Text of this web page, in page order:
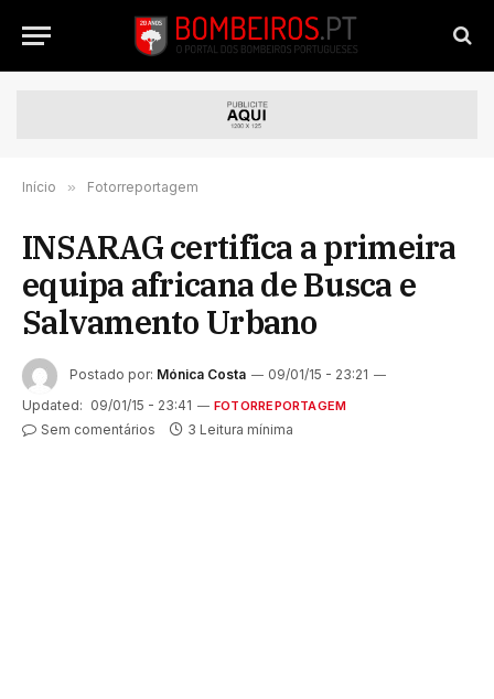
Início » Fotorreportagem
INSARAG certifica a primeira
equipa africana de Busca e
Salvamento Urbano
Postado por: Mónica Costa
09/01/15 - 23:21
Updated: 09/01/15 - 23:41 FOTORREPORTAGEM
Sem comentários 3 Leitura mínima